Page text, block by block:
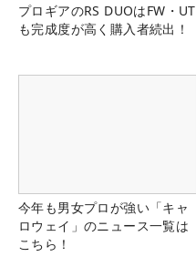
プロギアのRS DUOはFW・UT
も完成度が高く購入者続出！
今年も男女プロが強い「キャ
ロウェイ」のニュース一覧は
こちら！